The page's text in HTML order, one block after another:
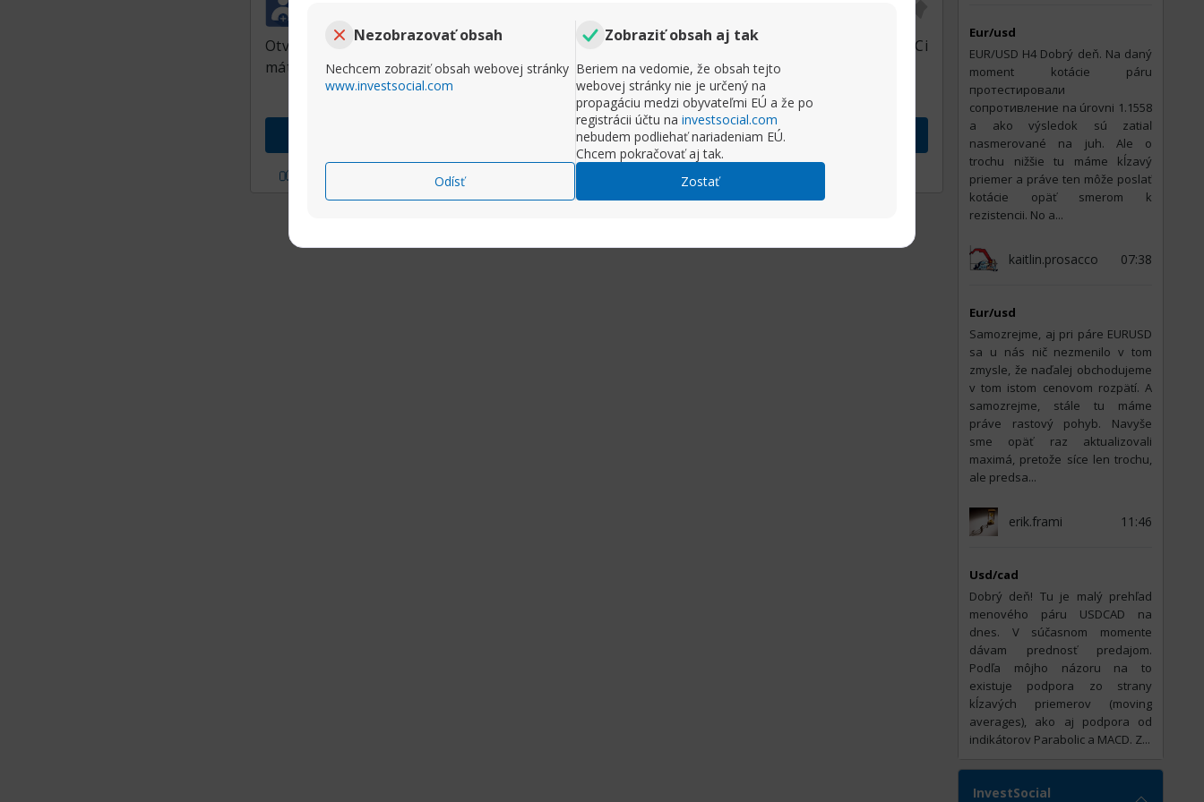
Nezobrazovať obsah
Nechcem zobraziť obsah webovej stránky
www.investsocial.com
Odísť
Zobraziť obsah aj tak
Beriem na vedomie, že obsah tejto
webovej stránky nie je určený na
propagáciu medzi obyvateľmi EÚ a že po
registrácii účtu na investsocial.com
nebudem podliehať nariadeniam EÚ.
Chcem pokračovať aj tak.
Zostať
Otváram toto vlákno, lebo by ma zaujímalo, či máte skúsenosti s ubytovaním v Tatrách. Ci
máte miesta kde sa radi vraciate alebo miesta, kde sa už urcite nevraátite
Rozbaliť príspevok
Eur/usd
EUR/USD Н4 Dobrý deň. Na daný
moment kotácie páru
протестировали
сопротивление na úrovni 1.1558
a ako výsledok sú zatiaľ
nasmerované na juh. Ale o
trochu nižšie tu máme kĺzavý
priemer a práve ten môže poslať
kotácie opäť smerom k
rezistencii. No a...
kaitlin.prosacco 07:38
Eur/usd
Samozrejme, aj pri páre EURUSD
sa u nás nič nezmenilo v tom
zmysle, že naďalej obchodujeme
v tom istom cenovom rozpätí. A
samozrejme, stále tu máme
práve rastový pohyb. Navyše
sme opäť raz aktualizovali
maximá, pretože síce len trochu,
ale predsa...
erik.frami 11:46
Usd/cad
Dobrý deň! Tu je malý prehľad
menového páru USDCAD na
dnes. V súčasnom momente
dávam prednosť predajom.
Podľa môjho názoru na to
existuje podpora zo strany
kĺzavých priemerov (moving
averages), ako aj podpora od
indikátorov Parabolic a MACD. Z...
InvestSocial